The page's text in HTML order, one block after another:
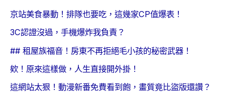
京站美食暴動！排隊也要吃，這幾家CP值爆表！
3C認證沒過，手機爆炸我負責？
## 租屋族福音！房東不再拒絕毛小孩的秘密武器！
欸！原來這樣做，人生直接開外掛！
這網站太狠！動漫新番免費看到飽，畫質竟比盜版還讚？